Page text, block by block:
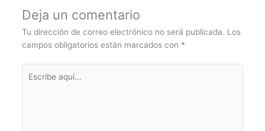
Deja un comentario
Tu dirección de correo electrónico no será publicada. Los
campos obligatorios están marcados con *
aquí...